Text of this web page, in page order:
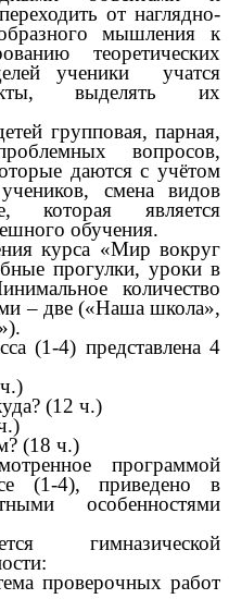
от наглядно-
мышления к
теоретических
ученики учатся
выделять их
групповая, парная,
вопросов,
даются с учётом
смена видов
которая является
обучения.
курса «Мир вокруг
прогулки, уроки в
количество
– две («Наша школа»,
(1-4) представлена 4
(12 ч.)
(18 ч.)
программой
(1-4), приведено в
особенностями
гимназической
проверочных работ